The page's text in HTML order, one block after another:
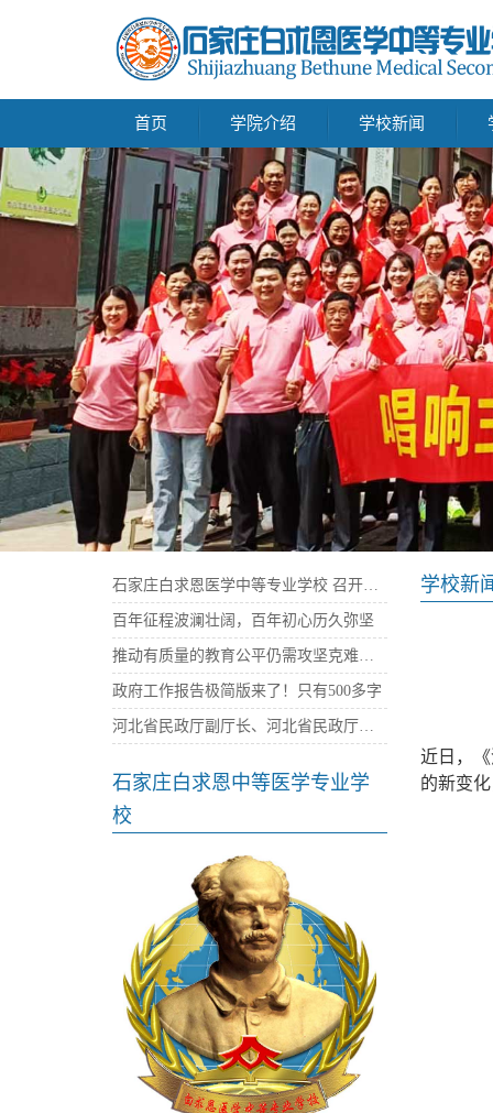
首页 学院介绍 学校新闻
学校新
近日，
的新变
百年征程波澜壮阔，百年初心历久弥坚
政府工作报告极简版来了！只有500多字
石家庄白求恩中等医学专业学
校